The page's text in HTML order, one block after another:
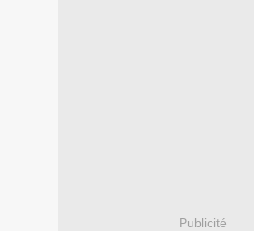
Publicité